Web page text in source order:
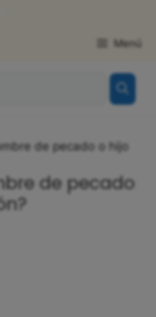
Menú
de pecado o hijo
de pecado